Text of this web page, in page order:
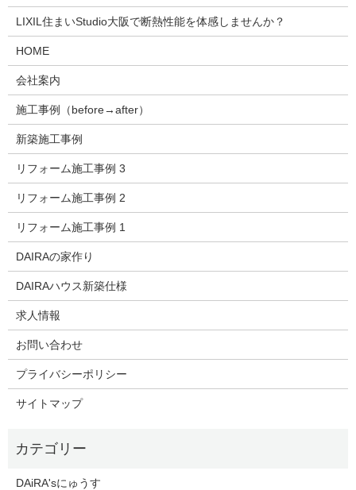
LIXIL住まいStudio大阪で断熱性能を体感しませんか？
HOME
会社案内
施工事例（before→after）
新築施工事例
リフォーム施工事例 3
リフォーム施工事例 2
リフォーム施工事例 1
DAIRAの家作り
DAIRAハウス新築仕様
求人情報
お問い合わせ
プライバシーポリシー
サイトマップ
DAiRA'sにゅうす